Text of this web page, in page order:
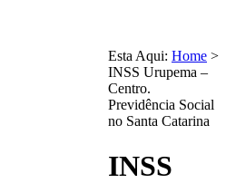
Esta Aqui: Home >
INSS Urupema –
Centro.
Previdência Social
no Santa Catarina
INSS